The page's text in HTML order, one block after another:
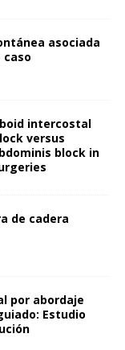
asociada
caso
intercostal
versus
block in
de cadera
por abordaje
Estudio